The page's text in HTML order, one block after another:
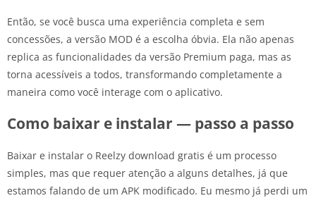
Então, se você busca uma experiência completa e sem
concessões, a versão MOD é a escolha óbvia. Ela não apenas
replica as funcionalidades da versão Premium paga, mas as
torna acessíveis a todos, transformando completamente a
maneira como você interage com o aplicativo.
Como baixar e instalar — passo a passo
Baixar e instalar o Reelzy download gratis é um processo
simples, mas que requer atenção a alguns detalhes, já que
estamos falando de um APK modificado. Eu mesmo já perdi um